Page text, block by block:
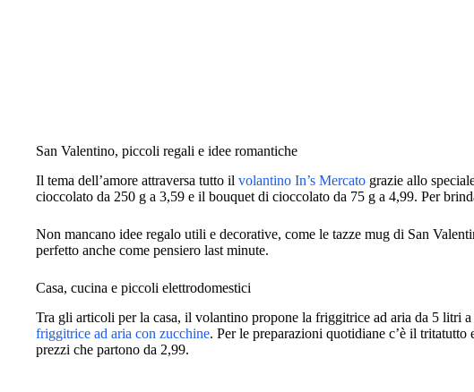
San Valentino, piccoli regali e idee romantiche
Il tema dell’amore attraversa tutto il volantino In’s Mercato grazie allo
cioccolato da 250 g a 3,59 e il bouquet di cioccolato da 75 g a 4,99. Per
Non mancano idee regalo utili e decorative, come le tazze mug di San
perfetto anche come pensiero last minute.
Casa, cucina e piccoli elettrodomestici
Tra gli articoli per la casa, il volantino propone la friggitrice ad aria da 5 litri
friggitrice ad aria con zucchine. Per le preparazioni quotidiane c’è il
prezzi che partono da 2,99.